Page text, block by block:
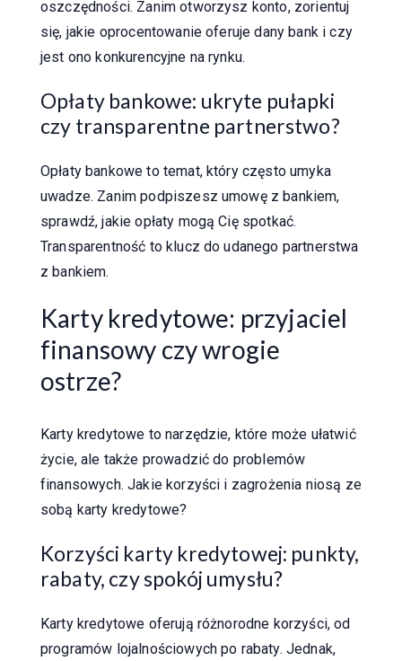
oszczędności. Zanim otworzysz konto, zorientuj
się, jakie oprocentowanie oferuje dany bank i czy
jest ono konkurencyjne na rynku.
Opłaty bankowe: ukryte pułapki
czy transparentne partnerstwo?
Opłaty bankowe to temat, który często umyka
uwadze. Zanim podpiszesz umowę z bankiem,
sprawdź, jakie opłaty mogą Cię spotkać.
Transparentność to klucz do udanego partnerstwa
z bankiem.
Karty kredytowe: przyjaciel
finansowy czy wrogie
ostrze?
Karty kredytowe to narzędzie, które może ułatwić
życie, ale także prowadzić do problemów
finansowych. Jakie korzyści i zagrożenia niosą ze
sobą karty kredytowe?
Korzyści karty kredytowej: punkty,
rabaty, czy spokój umysłu?
Karty kredytowe oferują różnorodne korzyści, od
programów lojalnościowych po rabaty. Jednak,